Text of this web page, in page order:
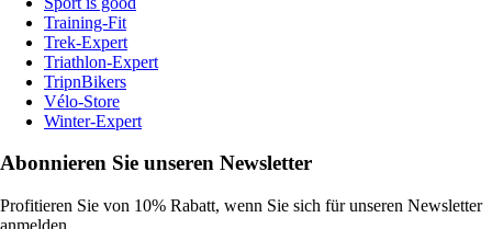
Training-Fit
Trek-Expert
Triathlon-Expert
TripnBikers
Vélo-Store
Winter-Expert
Abonnieren Sie unseren Newsletter
Profitieren Sie von 10% Rabatt, wenn Sie sich für unseren Newsletter